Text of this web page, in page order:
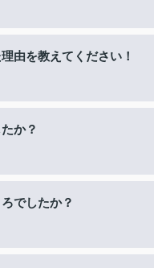
由を教えてください！
か？
でしたか？